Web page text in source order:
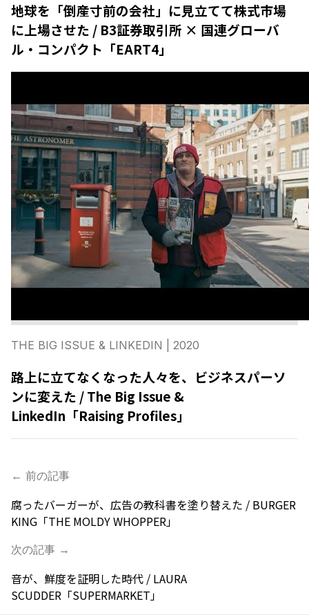
地球を「倒産寸前の会社」に見立てて株式市場
に上場させた / B3証券取引所 × 国連グローバ
ル・コンパクト「EART4」
THE BIG ISSUE & LINKEDIN | 2020
路上に立てなくなった人々を、ビジネスパーソ
ンに変えた / The Big Issue &
LinkedIn「Raising Profiles」
← 前の記事
腐ったバーガーが、広告の教科書を塗り替えた / BURGER
KING「THE MOLDY WHOPPER」
次の記事 →
音が、鮮度を証明した時代 / LAURA
SCUDDER「SUPERMARKET」